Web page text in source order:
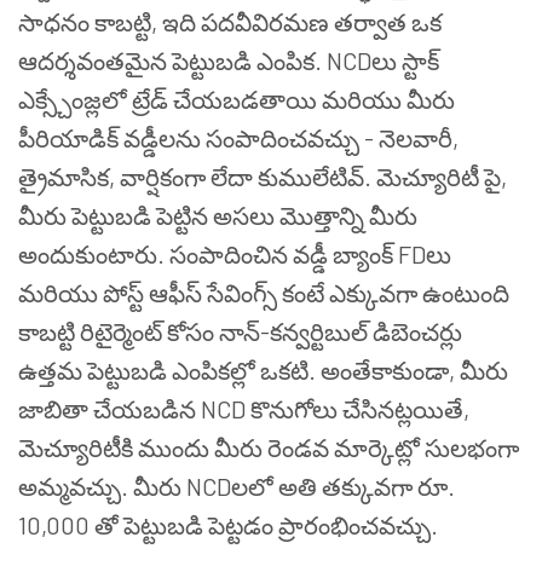
సాధనం కాబట్టి, ఇది పదవీవిరమణ తర్వాత ఒక
ఆదర్శవంతమైన పెట్టుబడి ఎంపిక. NCDలు స్టాక్
ఎక్స్చేంజ్లలో ట్రేడ్ చేయబడతాయి మరియు మీరు
పీరియాడిక్ వడ్డీలను సంపాదించవచ్చు - నెలవారీ,
త్రైమాసిక, వార్షికంగా లేదా కుములేటివ్. మెచ్యూరిటీ పై,
మీరు పెట్టుబడి పెట్టిన అసలు మొత్తాన్ని మీరు
అందుకుంటారు. సంపాదించిన వడ్డీ బ్యాంక్ FDలు
మరియు పోస్ట్ ఆఫీస్ సేవింగ్స్ కంటే ఎక్కువగా ఉంటుంది
కాబట్టి రిటైర్మెంట్ కోసం నాన్-కన్వర్టిబుల్ డిబెంచర్లు
ఉత్తమ పెట్టుబడి ఎంపికల్లో ఒకటి. అంతేకాకుండా, మీరు
జాబితా చేయబడిన NCD కొనుగోలు చేసినట్లయితే,
మెచ్యూరిటీకి ముందు మీరు రెండవ మార్కెట్లో సులభంగా
అమ్మవచ్చు. మీరు NCDలలో అతి తక్కువగా రూ.
10,000 తో పెట్టుబడి పెట్టడం ప్రారంభించవచ్చు.